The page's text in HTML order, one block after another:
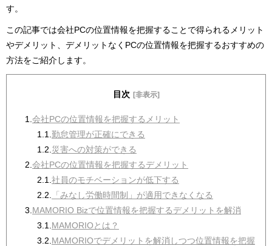
す。
この記事では会社PCの位置情報を把握することで得られるメリット
やデメリット、デメリットなくPCの位置情報を把握するおすすめの
方法をご紹介します。
目次 [非表示]
1. 会社PCの位置情報を把握するメリット
1.1. 勤怠管理が正確にできる
1.2. 災害への対策ができる
2. 会社PCの位置情報を把握するデメリット
2.1. 社員のモチベーションが低下する
2.2.
「みなし労働時間制」が適用できなくなる
3. MAMORIO Bizで位置情報を把握するデメリットを解消
3.1. MAMORIOとは？
3.2. MAMORIOでデメリットを解消しつつ位置情報を把握